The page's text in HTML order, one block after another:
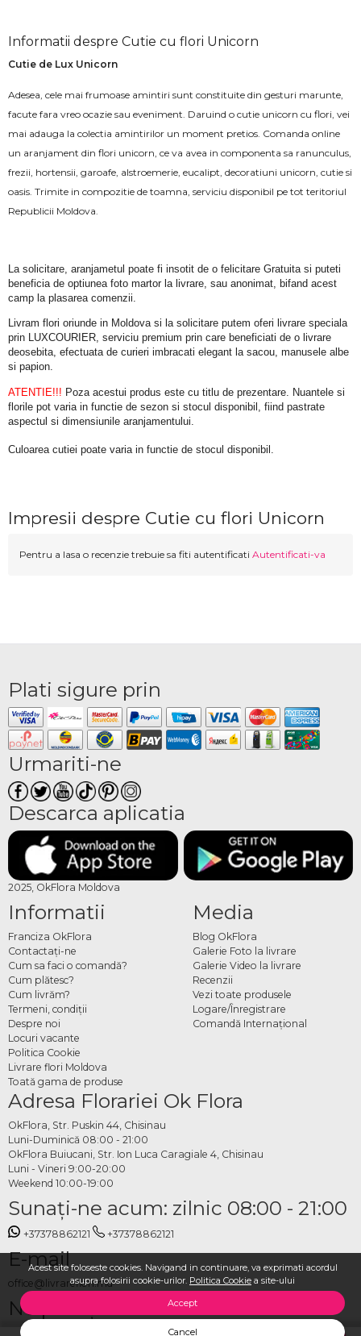
Acest site foloseste cookies. Navigand in continuare, va exprimati acordul
asupra folosirii cookie-urilor. Politica Cookie a site-ului
Accept
Cancel
Informatii despre Cutie cu flori Unicorn
Cutie de Lux Unicorn
Adesea, cele mai frumoase amintiri sunt constituite din gesturi marunte,
facute fara vreo ocazie sau eveniment. Daruind o cutie unicorn cu flori, vei
mai adauga la colectia amintirilor un moment pretios. Comanda online
un aranjament din flori unicorn, ce va avea in componenta sa ranunculus,
frezii, hortensii, garoafe, alstroemerie, eucalipt, decoratiuni unicorn, cutie si
oasis. Trimite in compozitie de toamna, serviciu disponibil pe tot teritoriul
Republicii Moldova.
La solicitare, aranjametul poate fi insotit de o felicitare Gratuita si puteti
beneficia de optiunea foto martor la livrare, sau anonimat, bifand acest
camp la plasarea comenzii.
Livram flori oriunde in Moldova si la solicitare putem oferi livrare speciala
prin LUXCOURIER, serviciu premium prin care beneficiati de o livrare
deosebita, efectuata de curieri imbracati elegant la sacou, manusele albe
si papion.
ATENTIE!!! Poza acestui produs este cu titlu de prezentare. Nuantele si
florile pot varia in functie de sezon si stocul disponibil, fiind pastrate
aspectul si dimensiunile aranjamentului.
Culoarea cutiei poate varia in functie de stocul disponibil.
Impresii despre Cutie cu flori Unicorn
Pentru a lasa o recenzie trebuie sa fiti autentificati Autentificati-va
Plati sigure prin
Urmariti-ne
Descarca aplicatia
2025, OkFlora Moldova
Informatii
Franciza OkFlora
Contactaţi-ne
Cum sa faci o comandă?
Cum plătesc?
Cum livrăm?
Termeni, condiţii
Despre noi
Locuri vacante
Politica Cookie
Livrare flori Moldova
Toată gama de produse
Media
Blog OkFlora
Galerie Foto la livrare
Galerie Video la livrare
Recenzii
Vezi toate produsele
Logare/Înregistrare
Comandă Internațional
Adresa Florariei Ok Flora
OkFlora, Str. Puskin 44, Chisinau
Luni-Duminică 08:00 - 21:00
OkFlora Buiucani, Str. Ion Luca Caragiale 4, Chisinau
Luni - Vineri 9:00-20:00
Weekend 10:00-19:00
Sunaţi-ne acum: zilnic 08:00 - 21:00
+37378862121 +37378862121
E-mail
office@livrareflori.md
Ne puteți contacta:
whatsapp